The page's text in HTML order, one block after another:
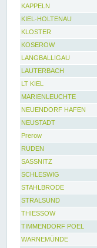
KAPPELN
KIEL-HOLTENAU
KLOSTER
KOSEROW
LANGBALLIGAU
LAUTERBACH
LT KIEL
MARIENLEUCHTE
NEUENDORF HAFEN
NEUSTADT
Prerow
RUDEN
SASSNITZ
SCHLESWIG
STAHLBRODE
STRALSUND
THIESSOW
TIMMENDORF POEL
WARNEMÜNDE